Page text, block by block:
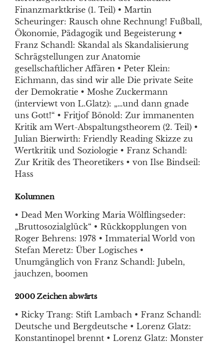
Finanzmarktkrise (1. Teil) • Martin
Scheuringer: Rausch ohne Rechnung! Fußball,
Ökonomie, Pädagogik und Begeisterung •
Franz Schandl: Skandal als Skandalisierung
Schrägstellungen zur Anatomie
gesellschaftlicher Affären • Peter Klein:
Eichmann, das sind wir alle Die private Seite
der Demokratie • Moshe Zuckermann
(interviewt von L.Glatz): „…und dann gnade
uns Gott!“ • Fritjof Bönold: Zur immanenten
Kritik am Wert-Abspaltungstheorem (2. Teil) •
Julian Bierwirth: Friendly Reading Skizze zu
Wertkritik und Soziologie • Franz Schandl:
Zur Kritik des Theoretikers • von Ilse Bindseil:
Hass
Kolumnen
• Dead Men Working Maria Wölflingseder:
„Bruttosozialglück“ • Rückkopplungen von
Roger Behrens: 1978 • Immaterial World von
Stefan Meretz: Über Logisches •
Unumgänglich von Franz Schandl: Jubeln,
jauchzen, boomen
2000 Zeichen abwärts
• Ricky Trang: Stift Lambach • Franz Schandl:
Deutsche und Bergdeutsche • Lorenz Glatz:
Konstantinopel brennt • Lorenz Glatz: Monster